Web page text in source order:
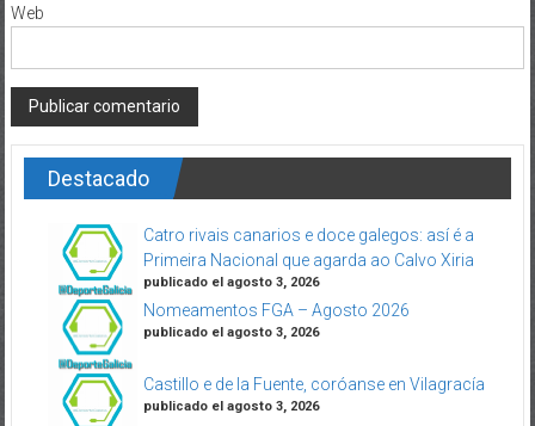
Web
Destacado
Catro rivais canarios e doce galegos: así é a
Primeira Nacional que agarda ao Calvo Xiria
publicado el agosto 3, 2026
Nomeamentos FGA – Agosto 2026
publicado el agosto 3, 2026
Castillo e de la Fuente, coróanse en Vilagracía
publicado el agosto 3, 2026